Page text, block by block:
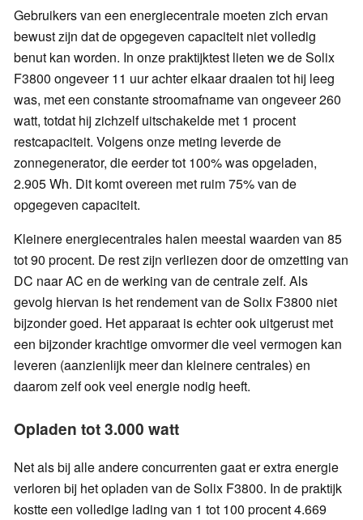
Gebruikers van een energiecentrale moeten zich ervan
bewust zijn dat de opgegeven capaciteit niet volledig
benut kan worden. In onze praktijktest lieten we de Solix
F3800 ongeveer 11 uur achter elkaar draaien tot hij leeg
was, met een constante stroomafname van ongeveer 260
watt, totdat hij zichzelf uitschakelde met 1 procent
restcapaciteit. Volgens onze meting leverde de
zonnegenerator, die eerder tot 100% was opgeladen,
2.905 Wh. Dit komt overeen met ruim 75% van de
opgegeven capaciteit.
Kleinere energiecentrales halen meestal waarden van 85
tot 90 procent. De rest zijn verliezen door de omzetting van
DC naar AC en de werking van de centrale zelf. Als
gevolg hiervan is het rendement van de Solix F3800 niet
bijzonder goed. Het apparaat is echter ook uitgerust met
een bijzonder krachtige omvormer die veel vermogen kan
leveren (aanzienlijk meer dan kleinere centrales) en
daarom zelf ook veel energie nodig heeft.
Opladen tot 3.000 watt
Net als bij alle andere concurrenten gaat er extra energie
verloren bij het opladen van de Solix F3800. In de praktijk
kostte een volledige lading van 1 tot 100 procent 4.669